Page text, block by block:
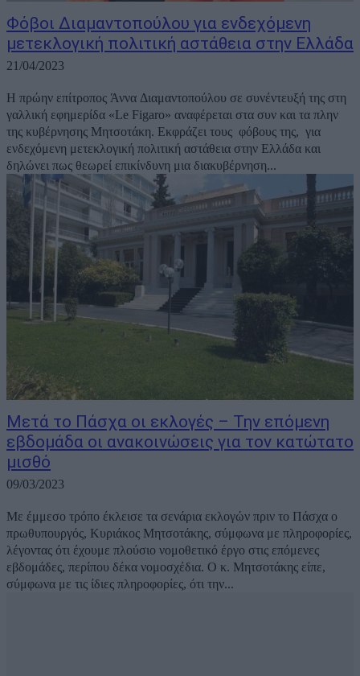
Φόβοι Διαμαντοπούλου για ενδεχόμενη
μετεκλογική πολιτική αστάθεια στην Ελλάδα
21/04/2023
Η πρώην επίτροπος Άννα Διαμαντοπούλου σε συνέντευξή της στη
γαλλική εφημερίδα «Le Figaro» αναφέρεται στα συν και τα πλην
της κυβέρνησης Μητσοτάκη. Εκφράζει τους φόβους της, για
ενδεχόμενη μετεκλογική πολιτική αστάθεια στην Ελλάδα και
δηλώνει πως θεωρεί επικίνδυνη μια διακυβέρνηση...
Μετά το Πάσχα οι εκλογές – Την επόμενη
εβδομάδα οι ανακοινώσεις για τον κατώτατο
μισθό
09/03/2023
Με έμμεσο τρόπο έκλεισε τα σενάρια εκλογών πριν το Πάσχα ο
πρωθυπουργός, Κυριάκος Μητσοτάκης, σύμφωνα με πληροφορίες,
λέγοντας ότι έχουμε πλούσιο νομοθετικό έργο στις επόμενες
εβδομάδες, περίπου δέκα νομοσχέδια. Ο κ. Μητσοτάκης είπε,
σύμφωνα με τις ίδιες πληροφορίες, ότι την...